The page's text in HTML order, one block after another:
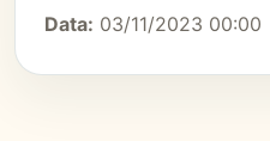
Data: 03/11/2023 00:00